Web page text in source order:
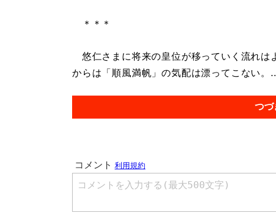
＊＊＊
悠仁さまに将来の皇位が移っていく流れは
からは「順風満帆」の気配は漂ってこない。
つづ